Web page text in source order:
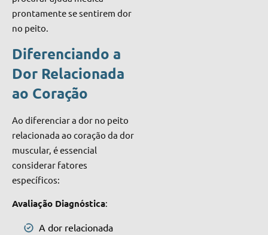
prontamente se sentirem dor
no peito.
Diferenciando a
Dor Relacionada
ao Coração
Ao diferenciar a dor no peito
relacionada ao coração da dor
muscular, é essencial
considerar fatores
específicos:
Avaliação Diagnóstica:
A dor relacionada